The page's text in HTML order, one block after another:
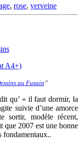
, rose, verveine
au Fusain”
qu’ « il faut dormir, la
suivie d’une amorce
sortir, modèle récent,
que 2007 est une bonne
fondamentaux..